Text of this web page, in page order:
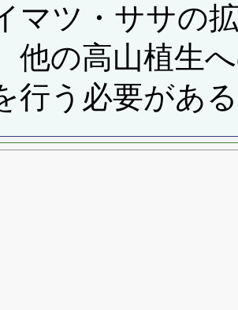
マツ・ササの
他の高山植生
行う必要があ